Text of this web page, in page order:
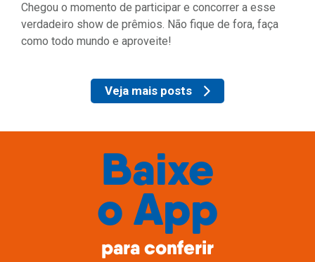
Chegou o momento de participar e concorrer a esse
verdadeiro show de prêmios. Não fique de fora, faça
como todo mundo e aproveite!
Veja mais posts
Baixe
o App
para conferir